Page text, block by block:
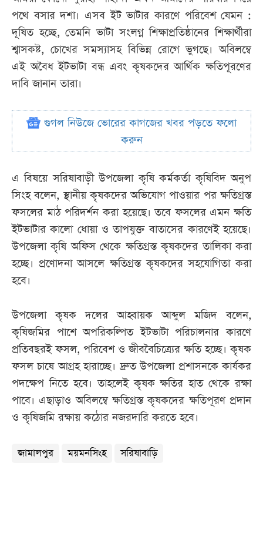
পথে বসার দশা। এসব ইট ভাটার কারণে পরিবেশ যেমন :
দূষিত হচ্ছে, তেমনি ভাটা সংলগ্ন শিক্ষাপ্রতিষ্ঠানের শিক্ষার্থীরা
শ্বাসকষ্ট, চোখের সমস্যাসহ বিভিন্ন রোগে ভুগছে। অবিলম্বে
এই অবৈধ ইটভাটা বন্ধ এবং কৃষকদের আর্থিক ক্ষতিপূরণের
দাবি জানান তারা।
গুগল নিউজে ভোরের কাগজের খবর পড়তে ফলো
করুন
এ বিষয়ে সরিষাবাড়ী উপজেলা কৃষি কর্মকর্তা কৃষিবিদ অনুপ
সিংহ বলেন, স্থানীয় কৃষকদের অভিযোগ পাওয়ার পর ক্ষতিগ্রস্ত
ফসলের মাঠ পরিদর্শন করা হয়েছে। তবে ফসলের এমন ক্ষতি
ইটভাটার কালো ধোয়া ও তাপযুক্ত বাতাসের কারণেই হয়েছে।
উপজেলা কৃষি অফিস থেকে ক্ষতিগ্রস্ত কৃষকদের তালিকা করা
হচ্ছে। প্রণোদনা আসলে ক্ষতিগ্রস্ত কৃষকদের সহযোগিতা করা
হবে।
উপজেলা কৃষক দলের আহ্বায়ক আব্দুল মজিদ বলেন,
কৃষিজমির পাশে অপরিকল্পিত ইটভাটা পরিচালনার কারণে
প্রতিবছরই ফসল, পরিবেশ ও জীববৈচিত্র্যের ক্ষতি হচ্ছে। কৃষক
ফসল চাষে আগ্রহ হারাচ্ছে। দ্রুত উপজেলা প্রশাসনকে কার্যকর
পদক্ষেপ নিতে হবে। তাহলেই কৃষক ক্ষতির হাত থেকে রক্ষা
পাবে। এছাড়াও অবিলম্বে ক্ষতিগ্রস্ত কৃষকদের ক্ষতিপূরণ প্রদান
ও কৃষিজমি রক্ষায় কঠোর নজরদারি করতে হবে।
জামালপুর ময়মনসিংহ সরিষাবাড়ি